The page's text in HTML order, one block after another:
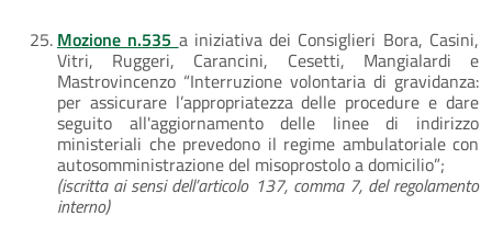
Mozione n.535 a iniziativa dei Consiglieri Bora, Casini,
Vitri, Ruggeri, Carancini, Cesetti, Mangialardi e
Mastrovincenzo “Interruzione volontaria di gravidanza:
per assicurare l’appropriatezza delle procedure e dare
seguito all'aggiornamento delle linee di indirizzo
ministeriali che prevedono il regime ambulatoriale con
autosomministrazione del misoprostolo a domicilio”;
(iscritta ai sensi dell’articolo 137, comma 7, del regolamento
interno)